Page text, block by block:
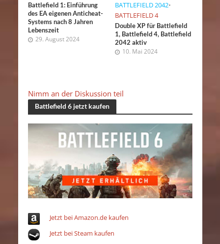
Battlefield 1: Einführung
des EA eigenen Anticheat-
Systems nach 8 Jahren
Lebenszeit
29. August 2024
BATTLEFIELD 2042•
BATTLEFIELD 4
Double XP für Battlefield
1, Battlefield 4, Battlefield
2042 aktiv
10. Mai 2024
Nimm an der Diskussion teil
Battlefield 6 jetzt kaufen
Jetzt bei Amazon.de kaufen
Jetzt bei Steam kaufen